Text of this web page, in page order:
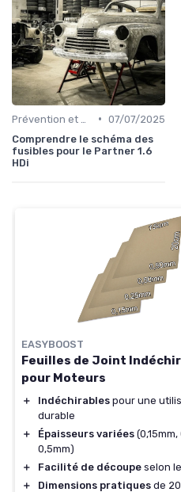
• 07/07/2025
Comprendre le schéma des
fusibles pour le Partner 1.6
HDi
EASYBOOST
Feuilles de Joint
pour Moteurs
＋ Indéchirables pour une
durable
＋
Épaisseurs variées
0,5mm)
＋
Facilité de découpe selon
＋
Dimensions pratiques de